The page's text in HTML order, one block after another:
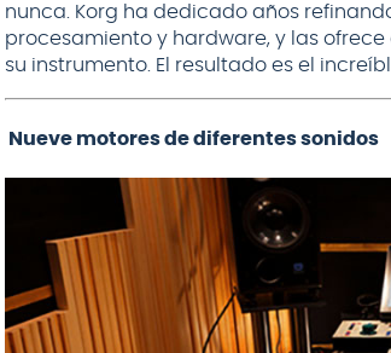
nunca. Korg ha dedicado años
procesamiento y hardware, y las
su instrumento. El resultado es el
Nueve motores de diferentes sonidos